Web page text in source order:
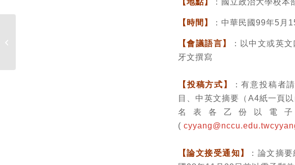
【時間】 ：中華民國99年5月
【會議語言】
：以中文或英
牙文撰寫
【投稿方式】
：有意投稿者
目、中英文摘要（A4紙一頁
名表各乙份以電
( cyyang@nccu.edu.tw
【論文接受通知】
：論文摘